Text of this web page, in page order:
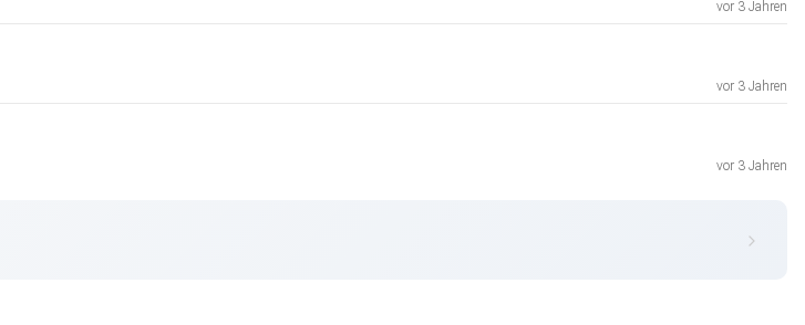
vor 3 Jahren
vor 3 Jahren
vor 3 Jahren